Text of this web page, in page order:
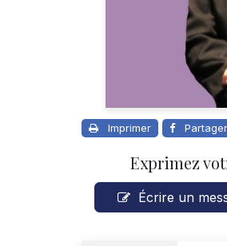
Imprimer Partager
Exprimez
Écrire un